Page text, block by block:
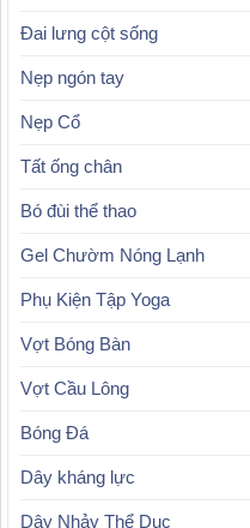
Đai lưng cột sống
Nẹp ngón tay
Nẹp Cổ
Tất ống chân
Bó đùi thể thao
Gel Chườm Nóng Lạnh
Phụ Kiện Tập Yoga
Vợt Bóng Bàn
Vợt Cầu Lông
Bóng Đá
Dây kháng lực
Dây Nhảy Thể Dục